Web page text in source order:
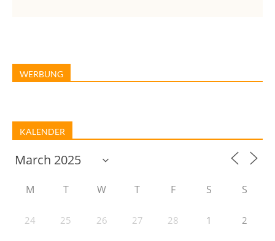
WERBUNG
KALENDER
M T W T F S S
24 25 26 27 28 1 2